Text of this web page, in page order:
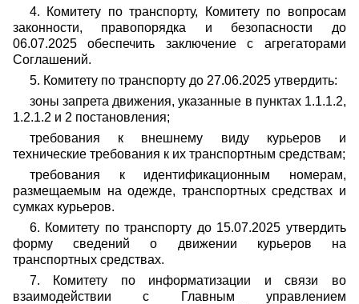
4. Комитету по транспорту, Комитету по вопросам
законности, правопорядка и безопасности до
06.07.2025 обеспечить заключение с агрегаторами
Соглашений.
5. Комитету по транспорту до 27.06.2025 утвердить:
зоны запрета движения, указанные в пунктах 1.1.1.2,
1.2.1.2 и 2 постановления;
требования к внешнему виду курьеров и
технические требования к их транспортным средствам;
требования к идентификационным номерам,
размещаемым на одежде, транспортных средствах и
сумках курьеров.
6. Комитету по транспорту до 15.07.2025 утвердить
форму сведений о движении курьеров на
транспортных средствах.
7. Комитету по информатизации и связи во
взаимодействии с Главным управлением